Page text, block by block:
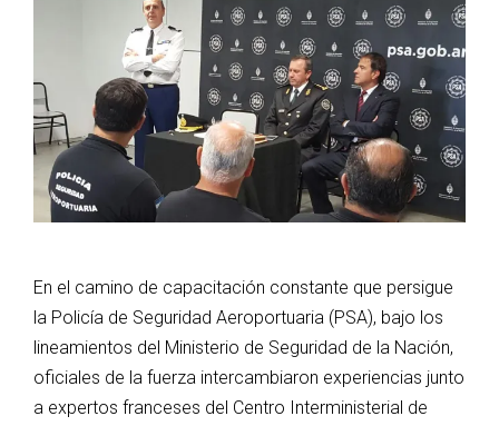
En el camino de capacitación constante que persigue
la Policía de Seguridad Aeroportuaria (PSA), bajo los
lineamientos del Ministerio de Seguridad de la Nación,
oficiales de la fuerza intercambiaron experiencias junto
a expertos franceses del Centro Interministerial de